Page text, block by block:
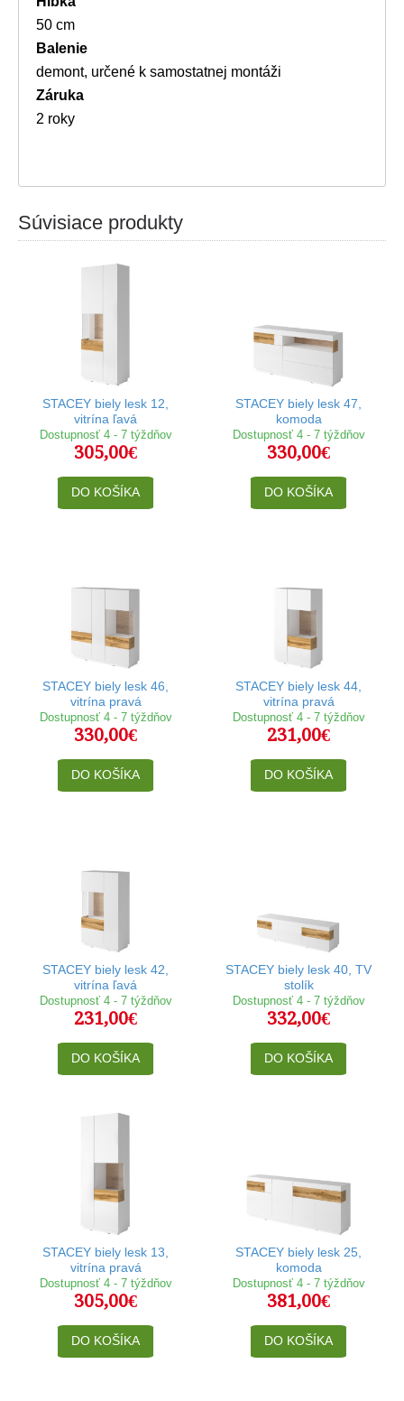
50 cm
Balenie
demont, určené k samostatnej montáži
Záruka
2 roky
Súvisiace produkty
STACEY biely lesk 12,
vitrína ľavá
Dostupnosť 4 - 7 týždňov
305,00€
DO KOŠÍKA
STACEY biely lesk 47,
komoda
Dostupnosť 4 - 7 týždňov
330,00€
DO KOŠÍKA
STACEY biely lesk 46,
vitrína pravá
Dostupnosť 4 - 7 týždňov
330,00€
DO KOŠÍKA
STACEY biely lesk 44,
vitrína pravá
Dostupnosť 4 - 7 týždňov
231,00€
DO KOŠÍKA
STACEY biely lesk 42,
vitrína ľavá
Dostupnosť 4 - 7 týždňov
231,00€
DO KOŠÍKA
STACEY biely lesk 40, TV
stolík
Dostupnosť 4 - 7 týždňov
332,00€
DO KOŠÍKA
STACEY biely lesk 13,
vitrína pravá
Dostupnosť 4 - 7 týždňov
305,00€
DO KOŠÍKA
STACEY biely lesk 25,
komoda
Dostupnosť 4 - 7 týždňov
381,00€
DO KOŠÍKA